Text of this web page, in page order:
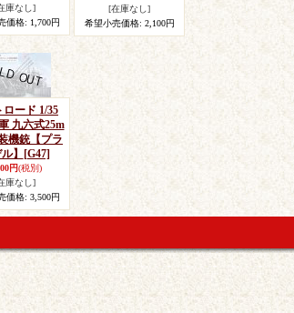
庫なし]
価格: 1,700円
[在庫なし]
希望小売価格: 2,100円
ロード 1/35
九六式25m
機銃【プラ
】
[G47]
円(税別)
庫なし]
価格: 3,500円